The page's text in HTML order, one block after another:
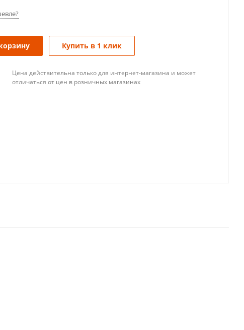
Купить в 1 клик
Цена действительна только для интернет-магазина и может
отличаться от цен в розничных магазинах